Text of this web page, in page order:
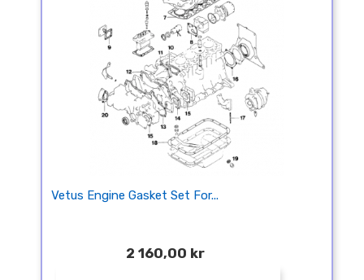
Vetus Engine Gasket Set For...
2 160,00 kr